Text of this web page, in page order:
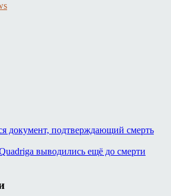
документ, подтверждающий смерть
выводились ещё до смерти